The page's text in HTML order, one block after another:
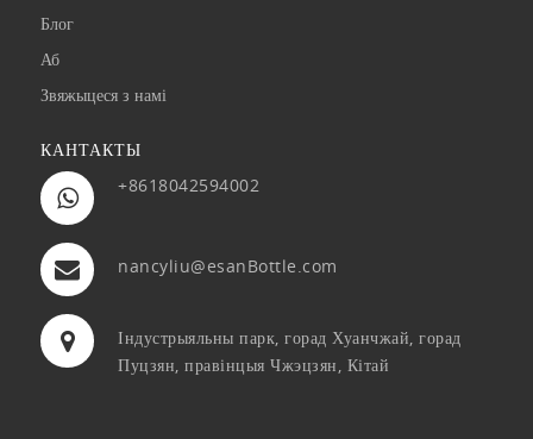
Блог
Аб
Звяжыцеся з намі
КАНТАКТЫ
+8618042594002
nancyliu@esanBottle.com
Індустрыяльны парк, горад Хуанчжай, горад
Пуцзян, правінцыя Чжэцзян, Кітай